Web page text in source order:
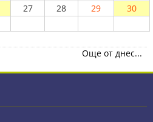
27 28 29
30
Още от днес...